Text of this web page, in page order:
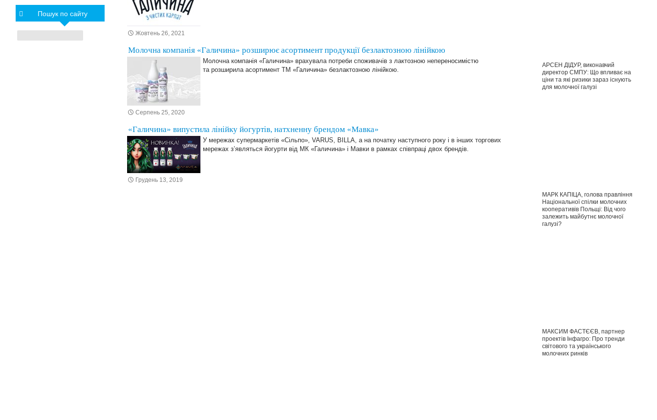
Жовтень 26, 2021
Молочна компанія «Галичина» розширює асортимент продукції безлактозною лінійкою
Молочна компанія «Галичина» врахувала потреби споживачів з лактозною непереносимістю
та розширила асортимент ТМ «Галичина» безлактозною лінійкою.
Серпень 25, 2020
«Галичина» випустила лінійку йогуртів, натхненну брендом «Мавка»
У мережах супермаркетів «Сільпо», VARUS, BILLA, а на початку наступного року і в інших торгових
мережах з’являться йогурти від МК «Галичина» і Мавки в рамках співпраці двох брендів.
Грудень 13, 2019
АРСЕН ДІДУР, виконавчий
директор СМПУ: Що впливає на
ціни та які ризики зараз існують
для молочної галузі
МАРК КАПІЦА, голова правління
Національної спілки молочних
кооперативів Польщі: Від чого
залежить майбутнє молочної
галузі?
МАКСИМ ФАСТЄЄВ, партнер
проектів Інфагро: Про тренди
світового та українського
молочних ринків
Пошук по сайту